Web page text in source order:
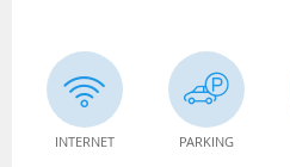
INTERNET PARKING